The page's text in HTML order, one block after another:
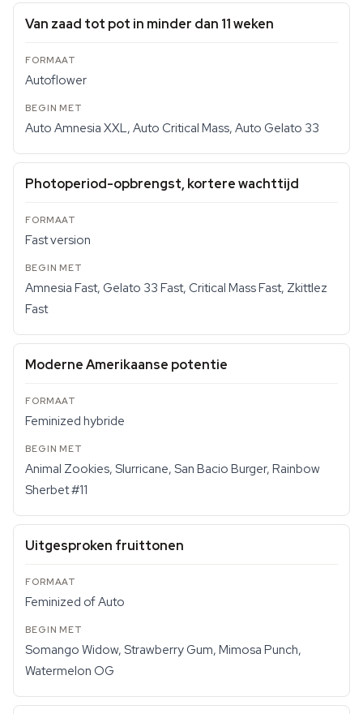
Van zaad tot pot in minder dan 11 weken
Autoflower
Auto Amnesia XXL, Auto Critical Mass, Auto Gelato 33
Photoperiod-opbrengst, kortere wachttijd
Fast version
Amnesia Fast, Gelato 33 Fast, Critical Mass Fast, Zkittlez
Fast
Moderne Amerikaanse potentie
Feminized hybride
Animal Zookies, Slurricane, San Bacio Burger, Rainbow
Sherbet #11
Uitgesproken fruittonen
Feminized of Auto
Somango Widow, Strawberry Gum, Mimosa Punch,
Watermelon OG